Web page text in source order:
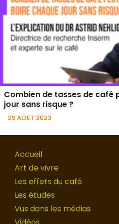
Combien de tasses de café
jour sans risque ?
29 AOÛT 2023
Accueil
Art de vivre
Les effets du café
Les études
Vus dans les médias